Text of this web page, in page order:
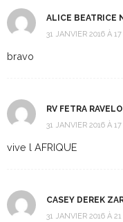
ALICE BEATRICE
31 JANVIER 2016 À
bravo
RV FETRA
31 JANVIER 2016 À
vive l AFRIQUE
CASEY DEREK
31 JANVIER 2016 À